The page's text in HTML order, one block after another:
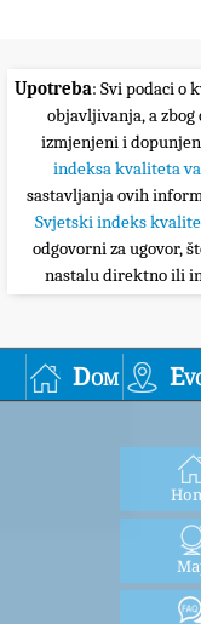
Upotreba: Svi podaci o
objavljivanja, a
izmjenjeni i
indeksa kvaliteta
sastavljanja ovih
Svjetski indeks
odgovorni za ugovor,
nastalu direktno ili
Dom